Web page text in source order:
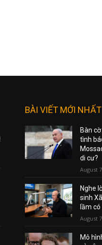
BÀI VIẾT MỚI NHẤT
Bàn
tình
di cư?
August
Nghe
sinh
lầm
August
Mô